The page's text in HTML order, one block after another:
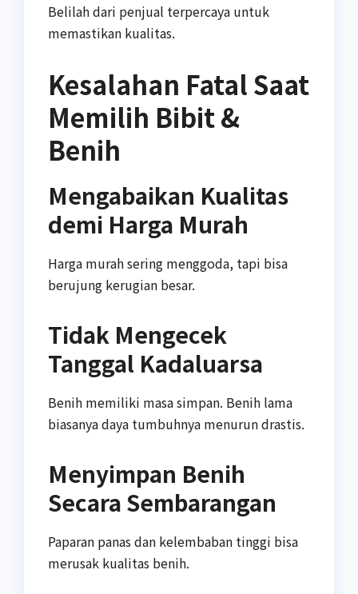
Belilah dari penjual terpercaya untuk
memastikan kualitas.
Kesalahan Fatal Saat
Memilih Bibit &
Benih
Mengabaikan Kualitas
demi Harga Murah
Harga murah sering menggoda, tapi bisa
berujung kerugian besar.
Tidak Mengecek
Tanggal Kadaluarsa
Benih memiliki masa simpan. Benih lama
biasanya daya tumbuhnya menurun drastis.
Menyimpan Benih
Secara Sembarangan
Paparan panas dan kelembaban tinggi bisa
merusak kualitas benih.